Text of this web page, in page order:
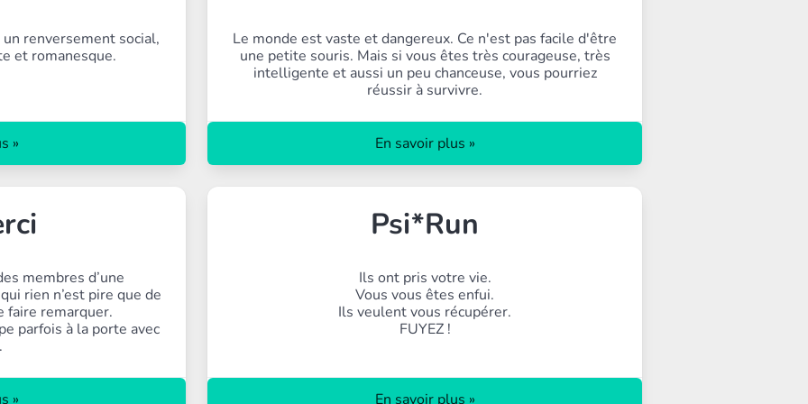
renversement social,
et romanesque.
»
Le monde est vaste et dangereux. Ce n'est pas facile d'être
une petite souris. Mais si vous êtes très courageuse, très
intelligente et aussi un peu chanceuse, vous pourriez
réussir à survivre.
En savoir plus »
membres d’une
rien n’est pire que de
faire remarquer.
parfois à la porte avec
»
Psi*Run
Ils ont pris votre vie.
Vous vous êtes enfui.
Ils veulent vous récupérer.
FUYEZ !
En savoir plus »